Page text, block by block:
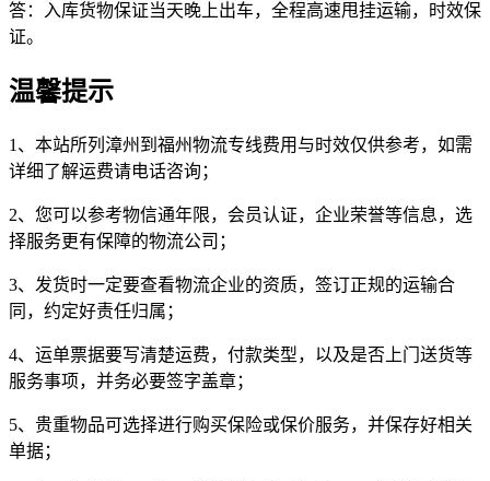
答：入库货物保证当天晚上出车，全程高速甩挂运输，时效保
证。
温馨提示
1、本站所列漳州到福州物流专线费用与时效仅供参考，如需
详细了解运费请电话咨询；
2、您可以参考物信通年限，会员认证，企业荣誉等信息，选
择服务更有保障的物流公司；
3、发货时一定要查看物流企业的资质，签订正规的运输合
同，约定好责任归属；
4、运单票据要写清楚运费，付款类型，以及是否上门送货等
服务事项，并务必要签字盖章；
5、贵重物品可选择进行购买保险或保价服务，并保存好相关
单据；